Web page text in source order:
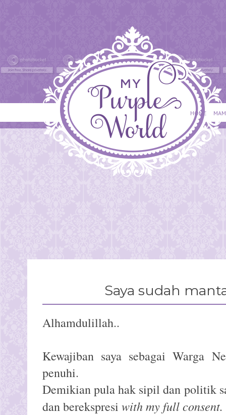
HOME
Saya sudah
Alhamdulillah..
Kewajiban saya sebagai Warga
penuhi.
Demikian pula hak sipil dan politik
dan berekspresi with my full consent.